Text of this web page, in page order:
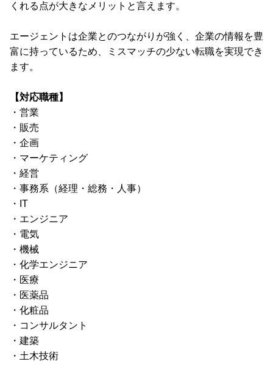
くれる点が大きなメリットと言えます。
エージェントは企業とのつながりが強く、企業の情報を豊
富に持っているため、ミスマッチの少ない転職を実現でき
ます。
【対応職種】
・営業
・販売
・企画
・マーケティング
・経営
・事務系（経理・総務・人事）
・IT
・エンジニア
・電気
・機械
・化学エンジニア
・医療
・医薬品
・化粧品
・コンサルタント
・建築
・土木技術